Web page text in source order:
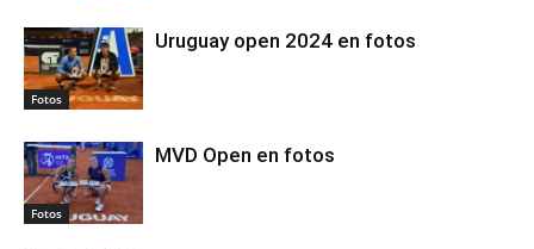
Fotos
Uruguay open 2024 en fotos
Fotos
MVD Open en fotos